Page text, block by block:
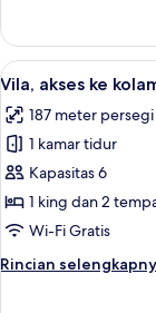
Vila
Panorama,
akses
kolam
renang,
Lihat
semua
foto
untuk
Vila,
akses
ke
renang
15
Vila, akses ke
187 meter persegi
1 kamar tidur
Kapasitas 6
1 king dan 2
Wi-Fi Gratis
Rincian
Rincian